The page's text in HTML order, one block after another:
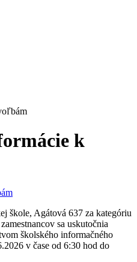
k
škole, Agátová 637 za kategóriu
sa uskutočnia
školského informačného
v čase od 6:30 hod do